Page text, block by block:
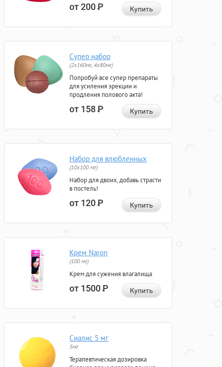
от 200Р Купить
Супер набор
(2х160мг, 4х80мг)
Попробуй все супер препараты
для усиления эрекции и
продления полового акта!
от 158Р Купить
Набор для влюбленных
(10х100 мг)
Набор для двоих, добавь страсти
в постель!
от 120Р Купить
Крем Naron
(100 мг)
Крем для сужения влагалища
от 1500Р Купить
Сиалис 5 мг
5мг
Терапевтическая дозировка